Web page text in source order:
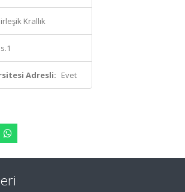
Krallık
Adresli: Evet